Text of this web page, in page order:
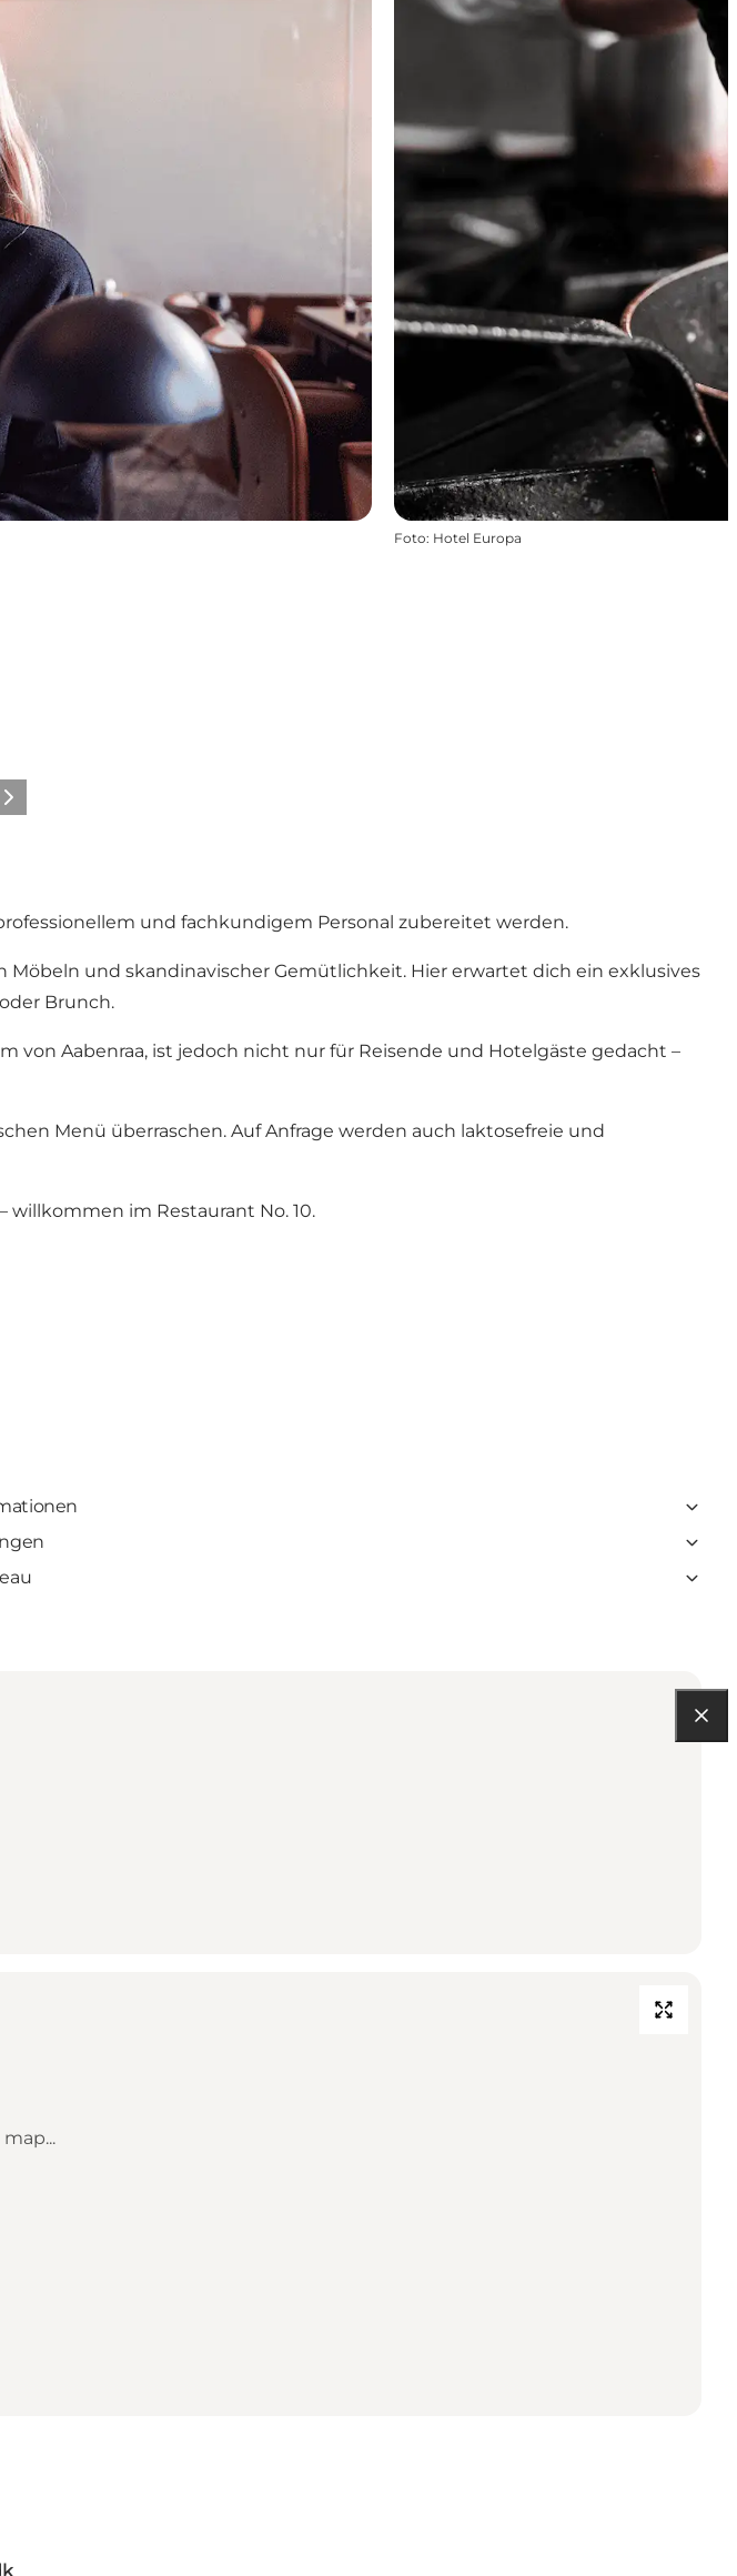
Foto: Hotel Europa
Weiter
und fachkundigem Personal zubereitet werden.
und skandinavischer Gemütlichkeit. Hier erwartet dich ein exklusives
Brunch.
von Aabenraa, ist jedoch nicht nur für Reisende und Hotelgäste gedacht –
Menü überraschen. Auf Anfrage werden auch laktosefreie und
im Restaurant No. 10.